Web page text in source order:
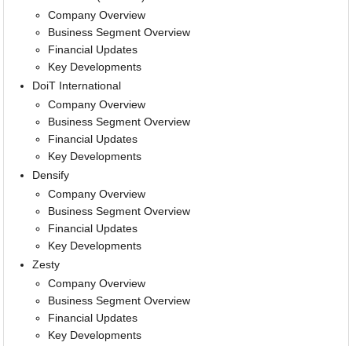
Company Overview
Business Segment Overview
Financial Updates
Key Developments
DoiT International
Company Overview
Business Segment Overview
Financial Updates
Key Developments
Densify
Company Overview
Business Segment Overview
Financial Updates
Key Developments
Zesty
Company Overview
Business Segment Overview
Financial Updates
Key Developments